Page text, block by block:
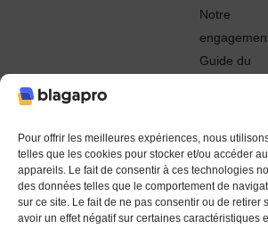
Pour offrir les meilleures expériences, nous
telles que les cookies pour stocker et/ou accéder
appareils. Le fait de consentir à ces technologies
des données telles que le comportement de
sur ce site. Le fait de ne pas consentir ou de retirer
avoir un effet négatif sur certaines caractéristiques
Notre
Guide du
© 2022 - 2024 Blagapro. Tous droits
personnalisés à Orléans